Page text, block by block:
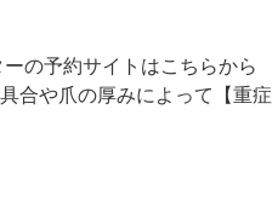
ーの予約サイトはこちらから
合や爪の厚みによって【重症